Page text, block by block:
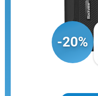
-20%